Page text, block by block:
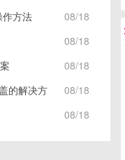
08/18
作方法
08/18
08/18
08/18
的解决方
08/18